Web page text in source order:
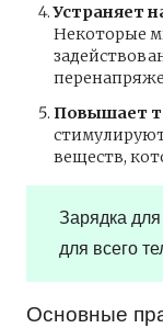
Устраняет
Некоторые
Повышает
веществ,
Зарядка
для всего
Основные